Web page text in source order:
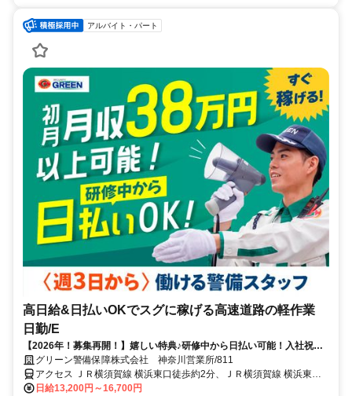
アルバイト・パート
高日給&日払いOKでスグに稼げる高速道路の軽作業
日勤/E
【2026年！募集再開！】嬉しい特典♪研修中から日払い可能！入社祝金6
万円！未経験OK
グリーン警備保障株式会社 神奈川営業所/811
アクセス ＪＲ横須賀線 横浜東口徒歩約2分、ＪＲ横須賀線 横浜東口
徒歩約2分、ＪＲ横須賀線 横浜東口徒歩約2分 横浜駅周辺の現場★直
日給13,200円～16,700円